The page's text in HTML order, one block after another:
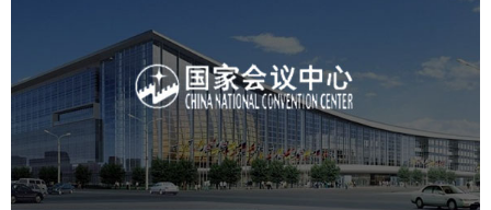
国家会议中心
专业服务 网站建设 网站设计